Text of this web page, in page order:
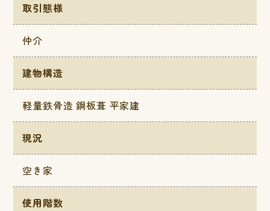
取引態様
仲介
建物構造
軽量鉄骨造 鋼板葺 平家建
現況
空き家
使用階数